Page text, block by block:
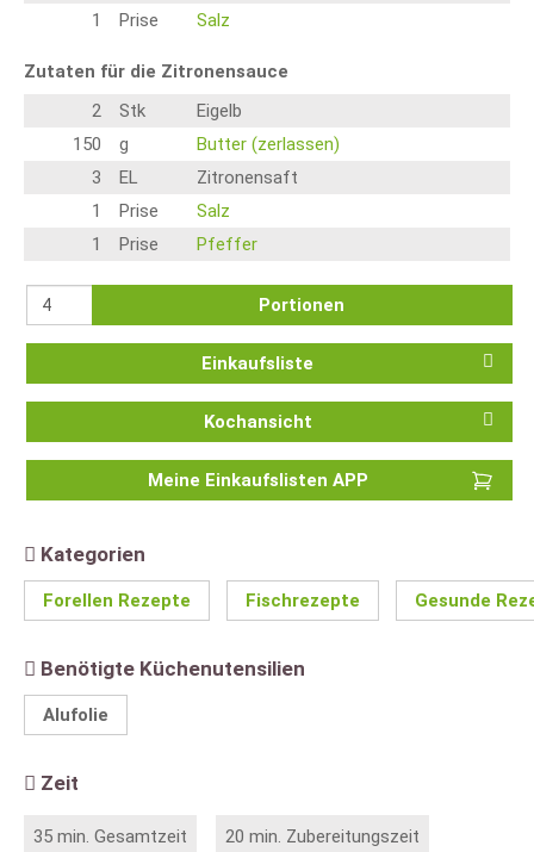
1
Prise Salz
Zutaten für die Zitronensauce
2
Stk
Eigelb
150
g
Butter (zerlassen)
3
EL
Zitronensaft
1
Prise
Salz
1
Prise Pfeffer
Portionen
Einkaufsliste
Kochansicht
Meine Einkaufslisten APP
Kategorien
Forellen Rezepte Fischrezepte Gesunde
Benötigte Küchenutensilien
Alufolie
Zeit
35 min. Gesamtzeit 20 min. Zubereitungszeit